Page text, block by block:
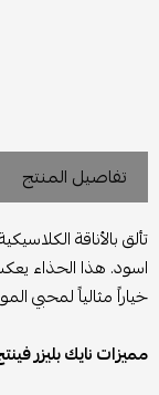
تفاصيل المنتج
تألق بالأناقة
اسود. هذا الحذاء
خياراً مثالياً لمحبي
مميزات نايك بليزر